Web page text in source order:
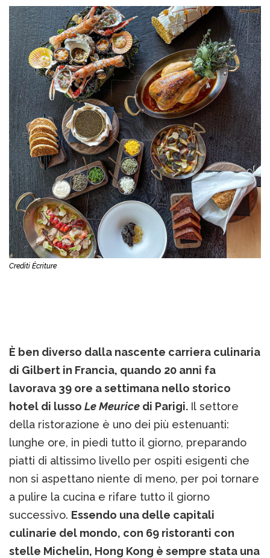
Crediti Écriture
È ben diverso dalla nascente carriera culinaria
di Gilbert in Francia, quando 20 anni fa
lavorava 39 ore a settimana nello storico
hotel di lusso Le Meurice di Parigi. Il settore
della ristorazione è uno dei più estenuanti:
lunghe ore, in piedi tutto il giorno, preparando
piatti di altissimo livello per ospiti esigenti che
non si aspettano niente di meno, per poi tornare
a pulire la cucina e rifare tutto il giorno
successivo. Essendo una delle capitali
culinarie del mondo, con 69 ristoranti con
stelle Michelin, Hong Kong è sempre stata una